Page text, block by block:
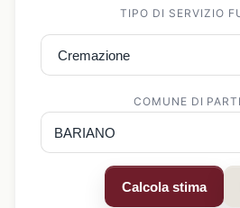
TIPO DI SERVIZIO
COMUNE DI
Calcola stima